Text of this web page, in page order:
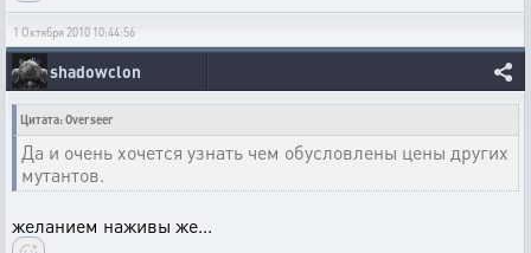
1 Октября 2010 10:44:56
shadowclon
Цитата: Overseer
Да и очень хочется узнать чем обусловлены цены других
мутантов.
желанием наживы же...